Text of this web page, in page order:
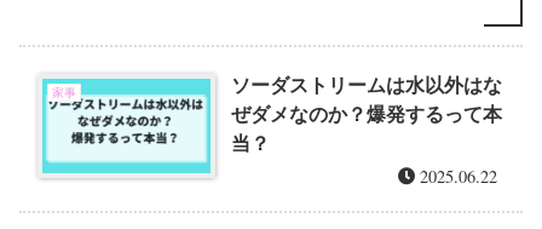
家事
ソーダストリームは水以外はな
ぜダメなのか？爆発するって本
当？
2025.06.22